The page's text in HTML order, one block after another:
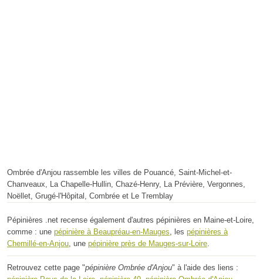
Ombrée d'Anjou rassemble les villes de Pouancé, Saint-Michel-et-
Chanveaux, La Chapelle-Hullin, Chazé-Henry, La Prévière, Vergonnes,
Noëllet, Grugé-l'Hôpital, Combrée et Le Tremblay
Pépinières .net recense également d'autres pépinières en Maine-et-Loire,
comme : une pépinière à Beaupréau-en-Mauges, les pépinières à
Chemillé-en-Anjou, une pépinière près de Mauges-sur-Loire.
Retrouvez cette page "pépinière Ombrée d'Anjou" à l'aide des liens :